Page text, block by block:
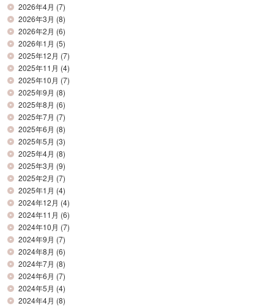
2026年4月 (7)
2026年3月 (8)
2026年2月 (6)
2026年1月 (5)
2025年12月 (7)
2025年11月 (4)
2025年10月 (7)
2025年9月 (8)
2025年8月 (6)
2025年7月 (7)
2025年6月 (8)
2025年5月 (3)
2025年4月 (8)
2025年3月 (9)
2025年2月 (7)
2025年1月 (4)
2024年12月 (4)
2024年11月 (6)
2024年10月 (7)
2024年9月 (7)
2024年8月 (6)
2024年7月 (8)
2024年6月 (7)
2024年5月 (4)
2024年4月 (8)